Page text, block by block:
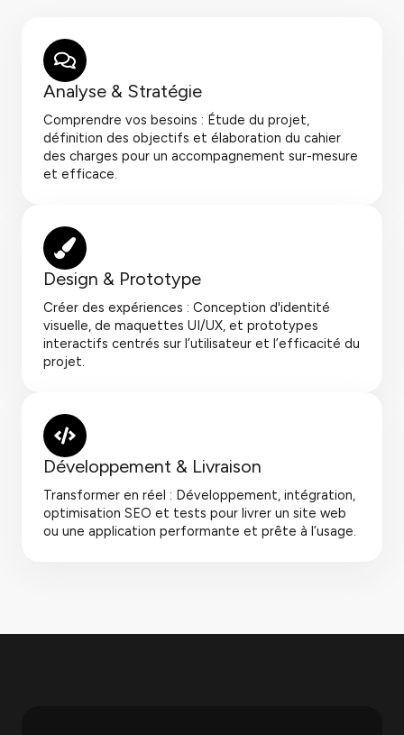
Analyse & Stratégie
Comprendre vos besoins : Étude du projet,
définition des objectifs et élaboration du cahier
des charges pour un accompagnement sur-mesure
et efficace.
Design & Prototype
Créer des expériences : Conception d'identité
visuelle, de maquettes UI/UX, et prototypes
interactifs centrés sur l’utilisateur et l’efficacité du
projet.
Développement & Livraison
Transformer en réel : Développement, intégration,
optimisation SEO et tests pour livrer un site web
ou une application performante et prête à l’usage.